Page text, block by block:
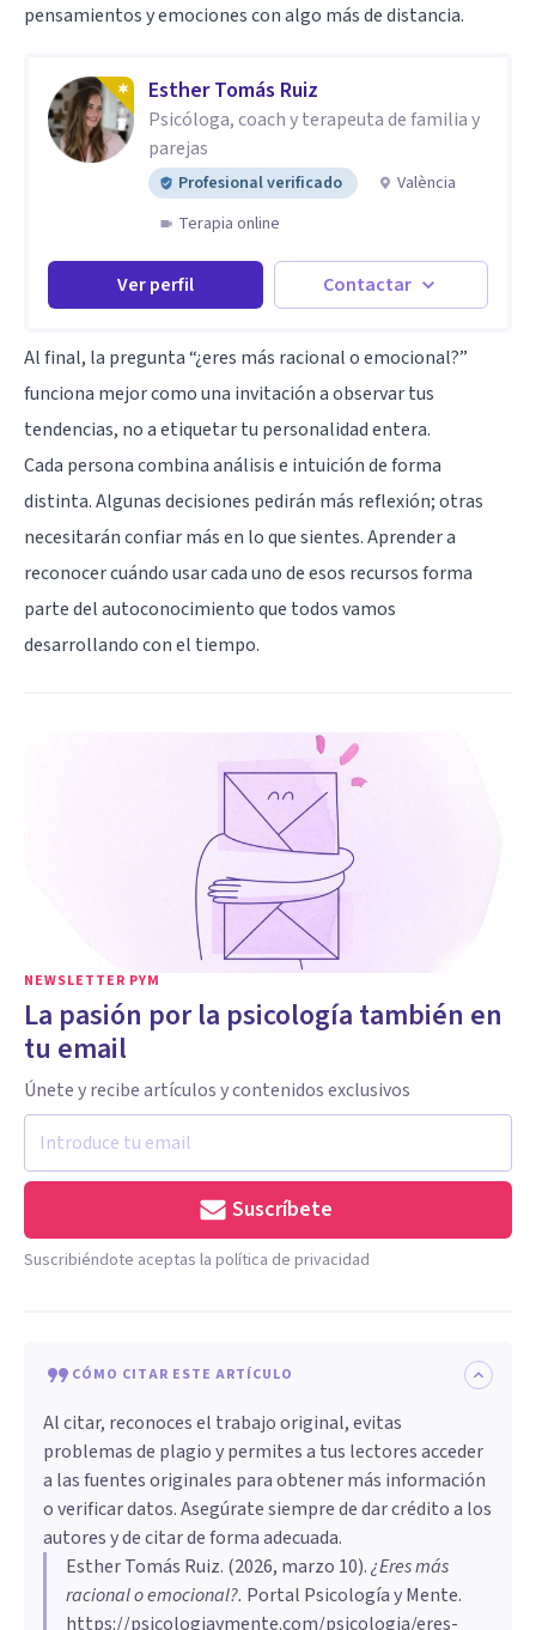
pensamientos y emociones con algo más de distancia.
Esther Tomás Ruiz
Psicóloga, coach y terapeuta de familia y
parejas
Profesional verificado
València
Terapia online
Ver perfil Contactar
Al final, la pregunta “¿eres más racional o emocional?”
funciona mejor como una invitación a observar tus
tendencias, no a etiquetar tu personalidad entera.
Cada persona combina análisis e intuición de forma
distinta. Algunas decisiones pedirán más reflexión; otras
necesitarán confiar más en lo que sientes. Aprender a
reconocer cuándo usar cada uno de esos recursos forma
parte del autoconocimiento que todos vamos
desarrollando con el tiempo.
NEWSLETTER PYM
La pasión por la psicología también en
tu email
Únete y recibe artículos y contenidos exclusivos
Suscríbete
Suscribiéndote aceptas la política de privacidad
CÓMO CITAR ESTE ARTÍCULO
Al citar, reconoces el trabajo original, evitas
problemas de plagio y permites a tus lectores acceder
a las fuentes originales para obtener más información
o verificar datos. Asegúrate siempre de dar crédito a los
autores y de citar de forma adecuada.
Esther Tomás Ruiz. (2026, marzo 10).¿Eres más
racional o emocional?. Portal Psicología y Mente.
https://psicologiaymente.com/psicologia/eres-